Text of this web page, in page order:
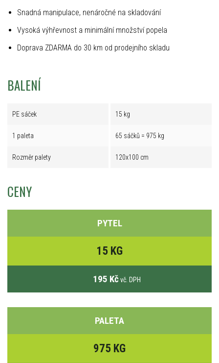
Snadná manipulace, nenáročné na skladování
Vysoká výhřevnost a minimální množství popela
Doprava ZDARMA do 30 km od prodejního skladu
BALENÍ
PE sáček 15 kg
1 paleta 65 sáčků = 975 kg
Rozměr palety 120x100 cm
CENY
PYTEL
15 KG
195 Kč vč. DPH
PALETA
975 KG